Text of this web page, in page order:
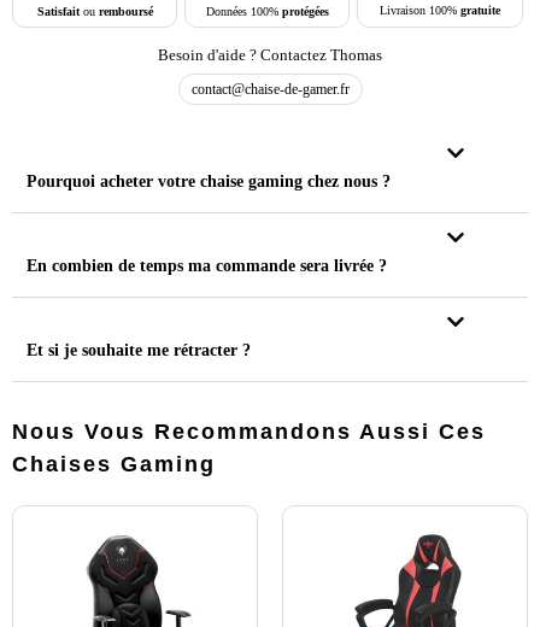
Satisfaitou remboursé Données 100% protégées Livraison 100%gratuite
Besoin d'aide ? Contactez Thomas
contact@chaise-de-gamer.fr
Pourquoi acheter votre chaise gaming chez nous ?
En combien de temps ma commande sera livrée ?
Et si je souhaite me rétracter ?
Nous Vous Recommandons Aussi Ces
Chaises Gaming